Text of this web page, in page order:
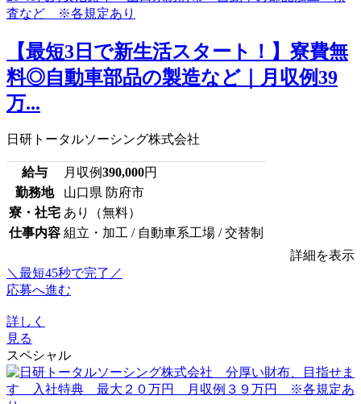
【最短3日で新生活スタート！】寮費無
料◎自動車部品の製造など｜月収例39
万...
日研トータルソーシング株式会社
給与 月収例390,000円
勤務地
山口県 防府市
寮・社宅 あり（無料）
仕事内容 組立・加工 / 自動車系工場 / 交替制
詳細を表示
＼最短45秒で完了／
応募へ進む
詳しく
見る
スペシャル